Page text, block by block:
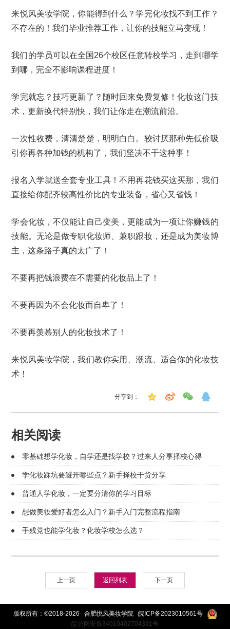
来悦风美妆学院，你能得到什么？学完化妆找不到工作？
不存在的！我们毕业推荐工作，让你的技能立马变现！
我们的学员可以在全国26个校区任意转校学习，走到哪学
到哪，完全不影响课程进度！
学完就忘？技巧更新了？随时回来免费复修！化妆这门技
术，更新换代特别快，我们让你走在潮流前沿。
一次性收费，清清楚楚，明明白白。较讨厌那种先低价吸
引你再各种加钱的机构了，我们坚决不干这种事！
报名入学就送全套专业工具！不用再花钱买这买那，我们
直接给你配齐较高性价比的专业装备，省心又省钱！
学会化妆，不仅能让自己变美，更能成为一项让你赚钱的
技能。无论是做专职化妆师、兼职跟妆，还是成为美妆博
主，这条路子真的太广了！
不要再把钱浪费在不需要的化妆品上了！
不要再因为不会化妆而自卑了！
不要再羡慕别人的化妆技术了！
来悦风美妆学院，我们教你实用、潮流、适合你的化妆技
术！
分享到：
相关阅读
零基础想学化妆，自学还是找学校？过来人分享择校心得
学化妆踩坑要避开哪些点？新手择校干货分享
普通人学化妆，一定要分清你的学习目标
想做美妆爱好者怎么入门？新手入门完整流程指南
手残党也能学化妆？化妆学校怎么选？
上一页 返回列表 下一页
版权所有：©2018-2026 合肥悦风美妆学院 皖ICP备2023010561号
皖公网安备34010402704391号